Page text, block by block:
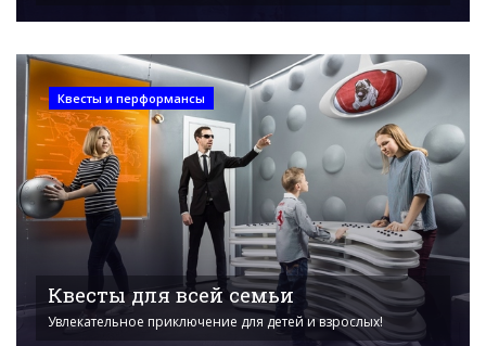
Квесты и перформансы
Квесты для всей семьи
Увлекательное приключение для детей и взрослых!